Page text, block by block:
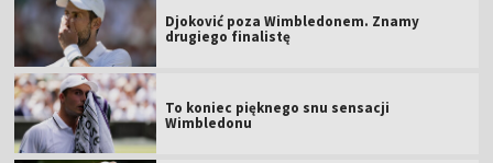
Djoković poza Wimbledonem. Znamy
drugiego finalistę
To koniec pięknego snu sensacji
Wimbledonu